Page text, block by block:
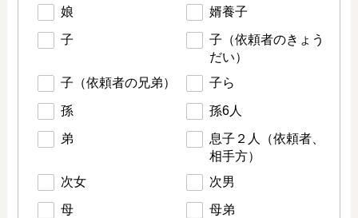
娘 婿養子
子
子（依頼者のきょう
だい）
子（依頼者の兄弟）
子ら
孫 孫6人
弟
息子２人（依頼者、
相手方）
次女
次男
母 母弟